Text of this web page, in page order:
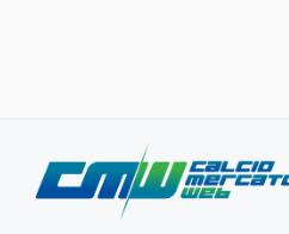
contenuto